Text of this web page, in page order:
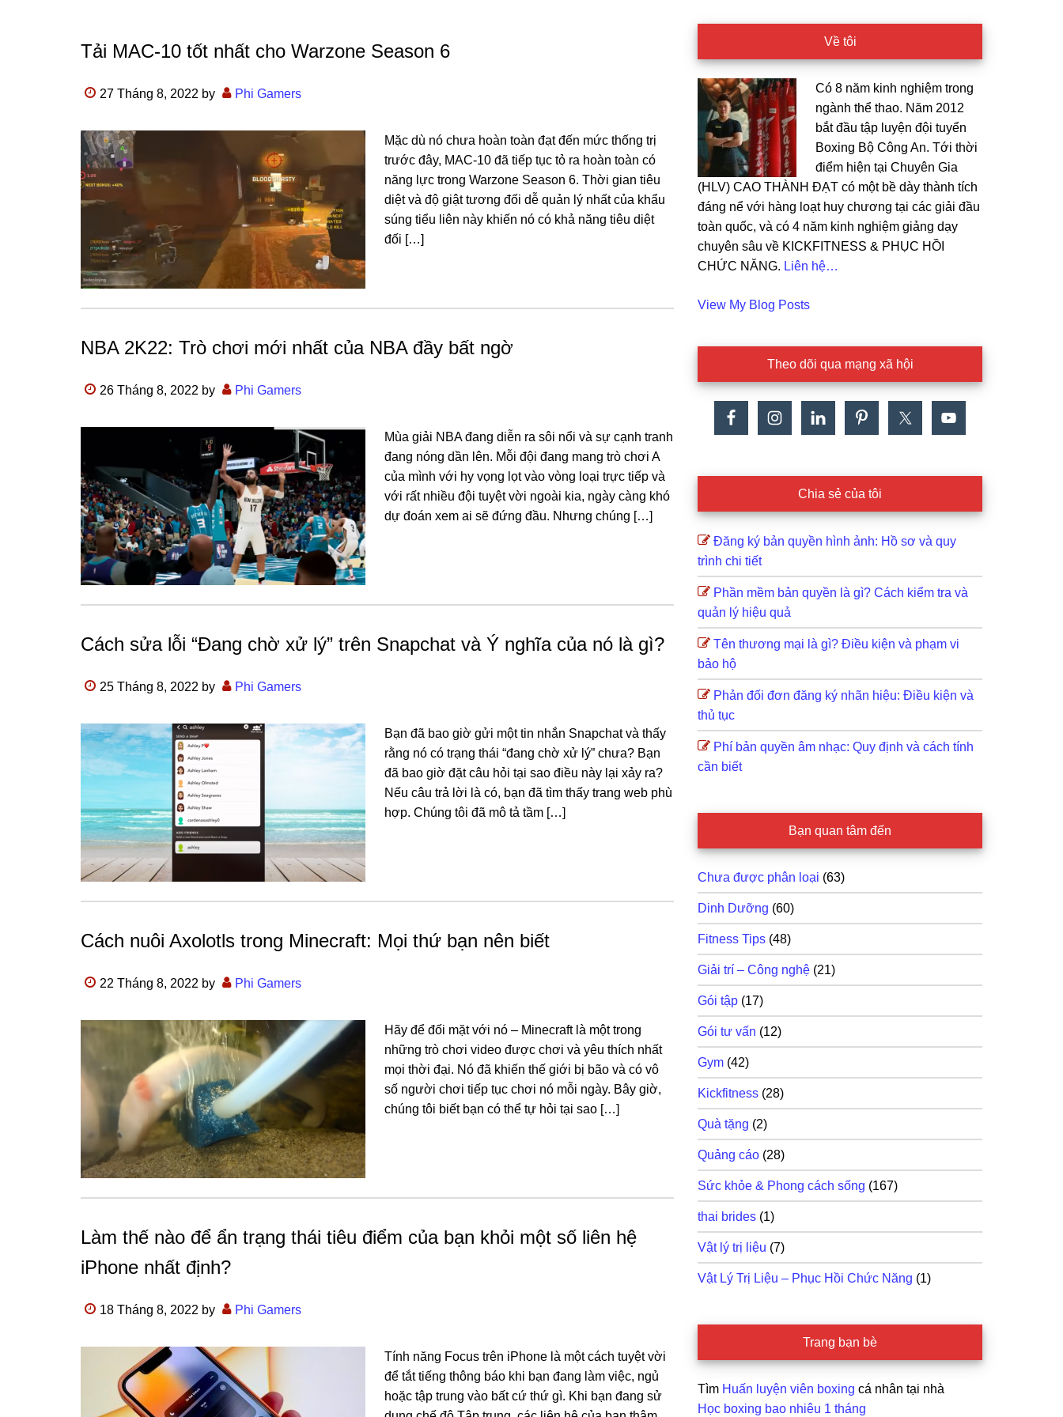
Tải MAC-10 tốt nhất cho Warzone Season 6
27 Tháng 8, 2022 by Phi Gamers
Mặc dù nó chưa hoàn toàn đạt đến mức thống trị
trước đây, MAC-10 đã tiếp tục tỏ ra hoàn toàn có
năng lực trong Warzone Season 6. Thời gian tiêu
diệt và độ giật tương đối dễ quản lý nhất của khẩu
súng tiểu liên này khiến nó có khả năng tiêu diệt
đối […]
NBA 2K22: Trò chơi mới nhất của NBA đầy bất ngờ
26 Tháng 8, 2022 by Phi Gamers
Mùa giải NBA đang diễn ra sôi nổi và sự cạnh tranh
đang nóng dần lên. Mỗi đội đang mang trò chơi A
của mình với hy vọng lọt vào vòng loại trực tiếp và
với rất nhiều đội tuyệt vời ngoài kia, ngày càng khó
dự đoán xem ai sẽ đứng đầu. Nhưng chúng […]
Cách sửa lỗi “Đang chờ xử lý” trên Snapchat và Ý nghĩa của nó là gì?
25 Tháng 8, 2022 by Phi Gamers
Bạn đã bao giờ gửi một tin nhắn Snapchat và thấy
rằng nó có trạng thái “đang chờ xử lý” chưa? Bạn
đã bao giờ đặt câu hỏi tại sao điều này lại xảy ra?
Nếu câu trả lời là có, bạn đã tìm thấy trang web phù
hợp. Chúng tôi đã mô tả tầm […]
Cách nuôi Axolotls trong Minecraft: Mọi thứ bạn nên biết
22 Tháng 8, 2022 by Phi Gamers
Hãy để đối mặt với nó – Minecraft là một trong
những trò chơi video được chơi và yêu thích nhất
mọi thời đại. Nó đã khiến thế giới bị bão và có vô
số người chơi tiếp tục chơi nó mỗi ngày. Bây giờ,
chúng tôi biết bạn có thể tự hỏi tại sao […]
Làm thế nào để ẩn trạng thái tiêu điểm của bạn khỏi một số liên hệ
iPhone nhất định?
18 Tháng 8, 2022 by Phi Gamers
Tính năng Focus trên iPhone là một cách tuyệt vời
để tắt tiếng thông báo khi bạn đang làm việc, ngủ
hoặc tập trung vào bất cứ thứ gì. Khi bạn đang sử
Về tôi
Có 8 năm kinh nghiệm trong
ngành thể thao. Năm 2012
bắt đầu tập luyện đội tuyển
Boxing Bộ Công An. Tới thời
điểm hiện tại Chuyên Gia
(HLV) CAO THÀNH ĐẠT có một bề dày thành tích
đáng nể với hàng loạt huy chương tại các giải đầu
toàn quốc, và có 4 năm kinh nghiệm giảng dạy
chuyên sâu về KICKFITNESS & PHỤC HỒI
CHỨC NĂNG. Liên hệ…
Cao
View My Blog Posts
Theo dõi qua mạng xã hội
Chia sẻ của tôi
Đăng ký bản quyền hình ảnh: Hồ sơ và quy
trình chi tiết
Phần mềm bản quyền là gì? Cách kiểm tra và
quản lý hiệu quả
Tên thương mại là gì? Điều kiện và phạm vi
bảo hộ
Phản đối đơn đăng ký nhãn hiệu: Điều kiện và
thủ tục
Phí bản quyền âm nhạc: Quy định và cách tính
cần biết
Bạn quan tâm đến
Chưa được phân loại (63)
Dinh Dưỡng (60)
Fitness Tips (48)
Giải trí – Công nghệ (21)
Gói tập (17)
Gói tư vấn (12)
Gym (42)
Kickfitness (28)
Quà tặng (2)
Quảng cáo (28)
Sức khỏe & Phong cách sống (167)
thai brides (1)
Vật lý trị liệu (7)
Vật Lý Trị Liệu – Phục Hồi Chức Năng (1)
Trang bạn bè
Tìm Huấn luyện viên boxing cá nhân tại nhà
Học boxing bao nhiêu 1 tháng